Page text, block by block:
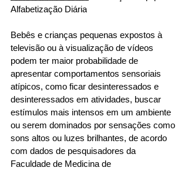
Alfabetização Diária
Bebês e crianças pequenas expostos à
televisão ou à visualização de vídeos
podem ter maior probabilidade de
apresentar comportamentos sensoriais
atípicos, como ficar desinteressados e
desinteressados em atividades, buscar
estímulos mais intensos em um ambiente
ou serem dominados por sensações como
sons altos ou luzes brilhantes, de acordo
com dados de pesquisadores da
Faculdade de Medicina de